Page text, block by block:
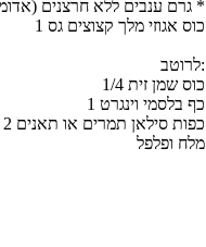
300 גרם ענבים ללא חרצנים (אדומים או ירוקים) *
1 כוס אגוזי מלך קצוצים גס
לרוטב:
1/4 כוס שמן זית
1 כף בלסמי וינגרט
2 כפות סילאן תמרים או תאנים
מלח ופלפל